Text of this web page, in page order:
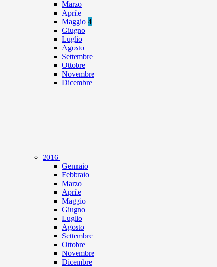
Marzo
Aprile
Maggio 4
Giugno
Luglio
Agosto
Settembre
Ottobre
Novembre
Dicembre
2016
Gennaio
Febbraio
Marzo
Aprile
Maggio
Giugno
Luglio
Agosto
Settembre
Ottobre
Novembre
Dicembre